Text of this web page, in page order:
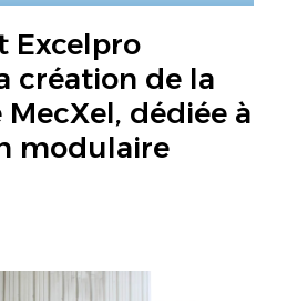
Excelpro
création de la
dédiée à
modulaire